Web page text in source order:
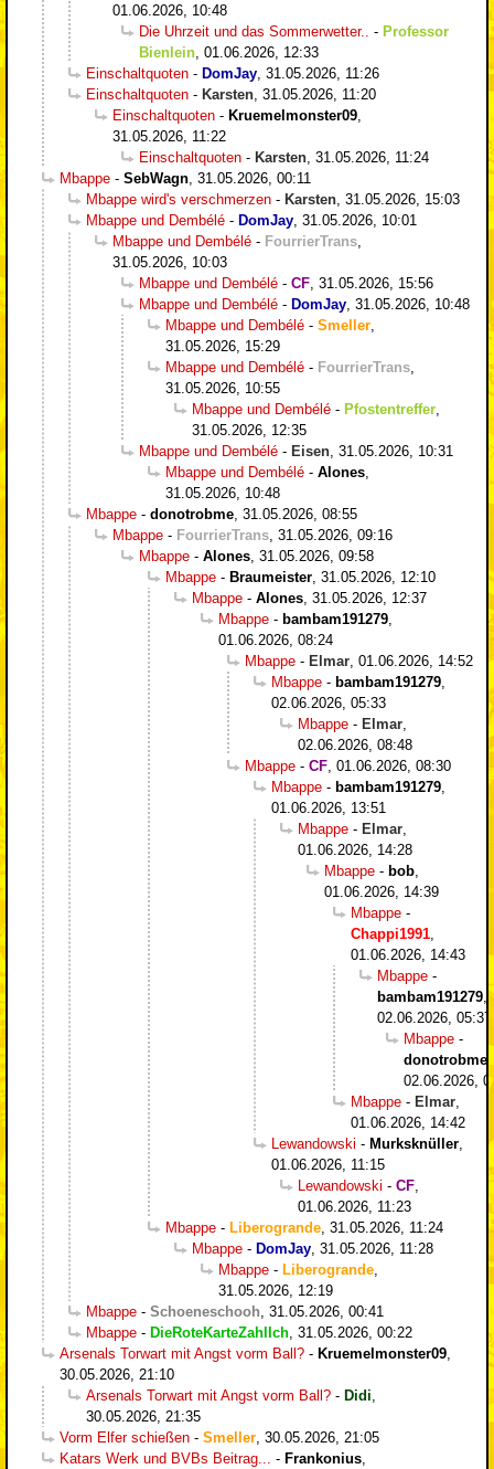
01.06.2026, 10:48
Die Uhrzeit und das Sommerwetter..
- Professor
Bienlein 01.06.2026, 12:33
Einschaltquoten - DomJay 31.05.2026, 11:26
Einschaltquoten - Karsten 31.05.2026, 11:20
Einschaltquoten - Kruemelmonster09
31.05.2026, 11:22
Einschaltquoten - Karsten 31.05.2026, 11:24
Mbappe - SebWagn 31.05.2026, 00:11
Mbappe wird's verschmerzen - Karsten 31.05.2026, 15:03
Mbappe und Dembélé - DomJay 31.05.2026, 10:01
Mbappe und Dembélé - FourrierTrans
31.05.2026, 10:03
Mbappe und Dembélé - CF 31.05.2026, 15:56
Mbappe und Dembélé - DomJay 31.05.2026, 10:48
Mbappe und Dembélé - Smeller
31.05.2026, 15:29
Mbappe und Dembélé - FourrierTrans
31.05.2026, 10:55
Mbappe und Dembélé - Pfostentreffer
31.05.2026, 12:35
Mbappe und Dembélé - Eisen 31.05.2026, 10:31
Mbappe und Dembélé - Alones
31.05.2026, 10:48
Mbappe - donotrobme 31.05.2026, 08:55
Mbappe - FourrierTrans 31.05.2026, 09:16
Mbappe - Alones 31.05.2026, 09:58
Mbappe - Braumeister 31.05.2026, 12:10
Mbappe - Alones 31.05.2026, 12:37
Mbappe - bambam191279
01.06.2026, 08:24
Mbappe - Elmar 01.06.2026, 14:52
Mbappe - bambam191279
02.06.2026, 05:33
Mbappe - Elmar
02.06.2026, 08:48
Mbappe - CF 01.06.2026, 08:30
Mbappe - bambam191279
01.06.2026, 13:51
Mbappe - Elmar
01.06.2026, 14:28
Mbappe - bob
01.06.2026, 14:39
Mbappe -
Chappi1991
01.06.2026, 14:43
Mbappe -
bambam191279
02.06.2026, 05:37
Mbappe -
donotrobme
02.06.2026,
Mbappe - Elmar
01.06.2026, 14:42
Lewandowski - Murksknüller
01.06.2026, 11:15
Lewandowski - CF
01.06.2026, 11:23
Mbappe - Liberogrande 31.05.2026, 11:24
Mbappe - DomJay 31.05.2026, 11:28
Mbappe - Liberogrande
31.05.2026, 12:19
Mbappe - Schoeneschooh 31.05.2026, 00:41
Mbappe - DieRoteKarteZahlIch 31.05.2026, 00:22
Arsenals Torwart mit Angst vorm Ball? - Kruemelmonster09
30.05.2026, 21:10
Arsenals Torwart mit Angst vorm Ball? - Didi
30.05.2026, 21:35
Vorm Elfer schießen - Smeller 30.05.2026, 21:05
Katars Werk und BVBs Beitrag...
- Frankonius